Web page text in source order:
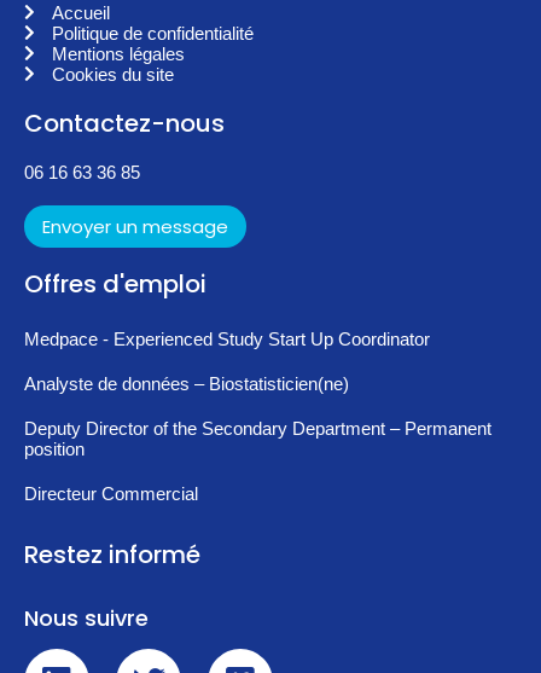
Accueil
Politique de confidentialité
Mentions légales
Cookies du site
Contactez-nous
06 16 63 36 85
Envoyer un message
Offres d'emploi
Medpace - Experienced Study Start Up Coordinator
Analyste de données – Biostatisticien(ne)
Deputy Director of the Secondary Department – Permanent
position
Directeur Commercial
Restez informé
Nous suivre